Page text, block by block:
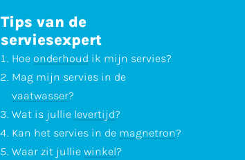
Tips van de
serviesexpert
Hoe onderhoud ik mijn servies?
Mag mijn servies in de
vaatwasser?
Wat is jullie levertijd?
Kan het servies in de magnetron?
Waar zit jullie winkel?